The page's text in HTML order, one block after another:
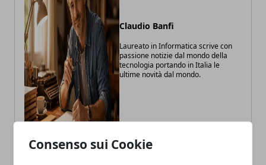
Consenso sui Cookie
Claudio Banfi
Laureato in Informatica scrive con
passione notizie dal mondo della
tecnologia portando in Italia le
ultime novità dal mondo.